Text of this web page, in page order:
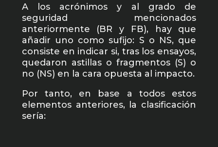
A los acrónimos y al grado de
seguridad mencionados
anteriormente (BR y FB), hay que
añadir uno como sufijo: S o NS, que
consiste en indicar si, tras los ensayos,
quedaron astillas o fragmentos (S) o
no (NS) en la cara opuesta al impacto.
Por tanto, en base a todos estos
elementos anteriores, la clasificación
sería: